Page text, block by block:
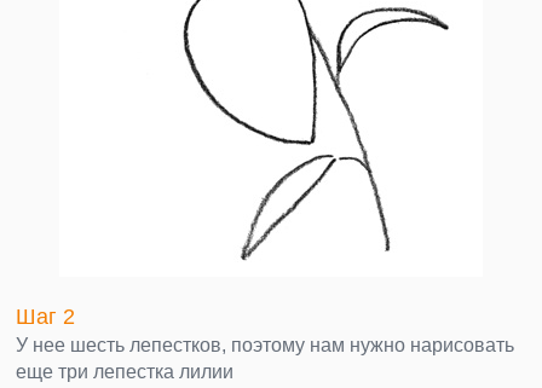
Шаг 2
У нее шесть лепестков, поэтому нам нужно нарисовать
еще три лепестка лилии